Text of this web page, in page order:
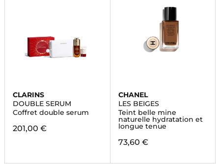
CLARINS
DOUBLE SERUM
Coffret double serum
201,00 €
CHANEL
LES BEIGES
Teint belle mine
naturelle hydratation et
longue tenue
73,60 €